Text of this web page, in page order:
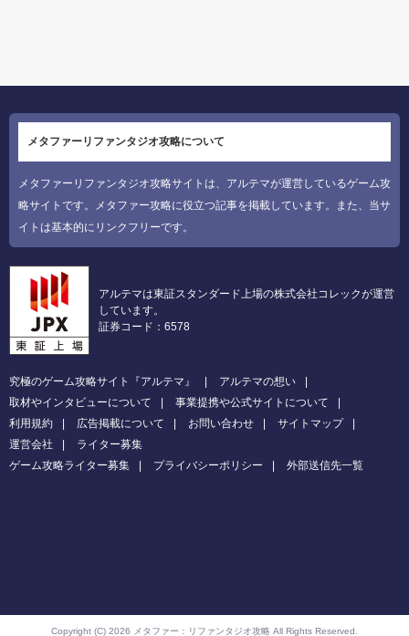
メタファーリファンタジオ攻略について
メタファーリファンタジオ攻略サイトは、アルテマが運営しているゲーム攻
略サイトです。メタファー攻略に役立つ記事を掲載しています。また、当サ
イトは基本的にリンクフリーです。
アルテマは東証スタンダード上場の株式会社コレックが運営
しています。
証券コード：6578
究極のゲーム攻略サイト『アルテマ』
アルテマの想い
取材やインタビューについて
事業提携や公式サイトについて
利用規約
広告掲載について お問い合わせ
サイトマップ
運営会社
ライター募集
ゲーム攻略ライター募集
プライバシーポリシー 外部送信先一覧
Copyright (C) 2026 メタファー：リファンタジオ攻略 All Rights Reserved.